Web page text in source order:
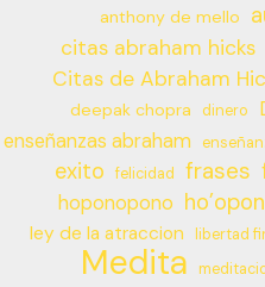
anthony de mello
citas abraham hicks
Citas de Abraham
deepak chopra dinero
enseñanzas abraham
exito felicidad frases
hoponopono
ley de la atraccion libertad
Medita